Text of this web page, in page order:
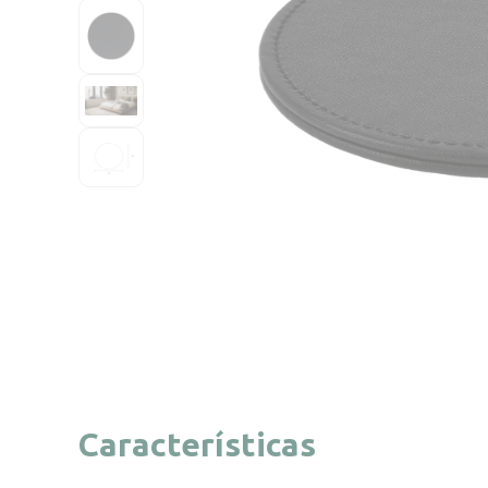
Características